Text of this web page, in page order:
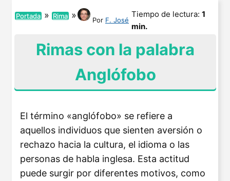
Portada » Rima » Por F. José
Tiempo de lectura: 1
min.
Rimas con la palabra
Anglófobo
El término «anglófobo» se refiere a
aquellos individuos que sienten aversión o
rechazo hacia la cultura, el idioma o las
personas de habla inglesa. Esta actitud
puede surgir por diferentes motivos, como